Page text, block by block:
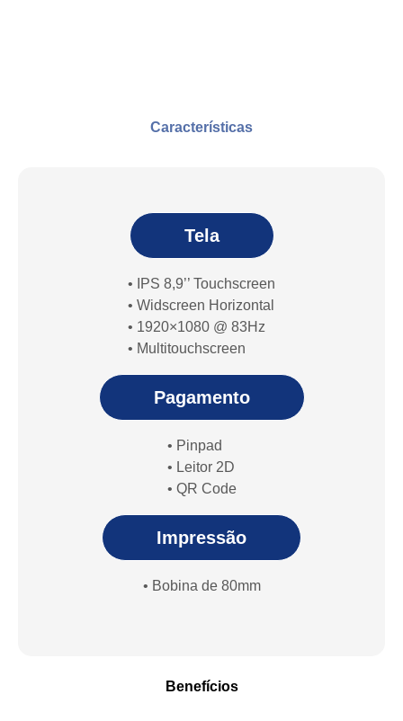
Características
Benefícios
Tela
• IPS 8,9’’ Touchscreen
• Widscreen Horizontal
• 1920×1080 @ 83Hz
• Multitouchscreen
Pagamento
• Pinpad
• Leitor 2D
• QR Code
Impressão
• Bobina de 80mm